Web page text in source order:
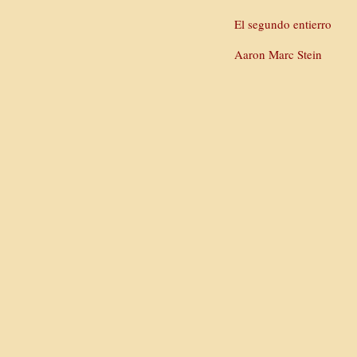
El segundo entierro
Aaron Marc Stein